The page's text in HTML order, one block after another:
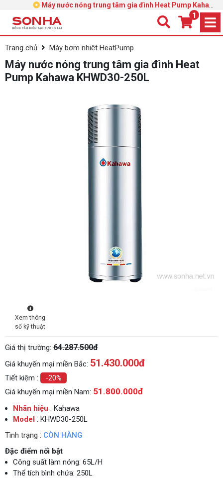
Máy nước nóng trung tâm gia đình Heat Pump Kahawa
KHWD30-250L
1
Trang chủ Máy bơm nhiệt HeatPump
Máy nước nóng trung tâm gia đình Heat
Pump Kahawa KHWD30-250L
Xem thông
số kỹ thuật
Giá thị trường: 64.287.500đ
Giá khuyến mại miền Bắc: 51.430.000đ
Tiết kiệm :
-20%
Giá khuyến mại miền Nam: 51.800.000đ
Nhãn hiệu : Kahawa
Model : KHWD30-250L
Tình trạng : CÒN HÀNG
Đặc điểm nổi bật
Công suất làm nóng: 65L/H
Thể tích bình chứa: 250L